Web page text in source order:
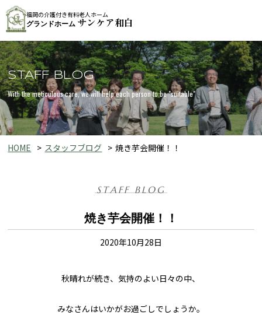
福岡の介護付き有料老人ホーム
グランドホーム サンケア和白
STAFF BLOG
With the meticulous care, we will help each person to be "suitable"
HOME スタッフブログ 焼き芋会開催！！
STAFF BLOG
焼き芋会開催！！
2020年10月28日
秋晴れが続き、気持のよい日々の中、
みなさんはいかがお過ごしでしょうか。